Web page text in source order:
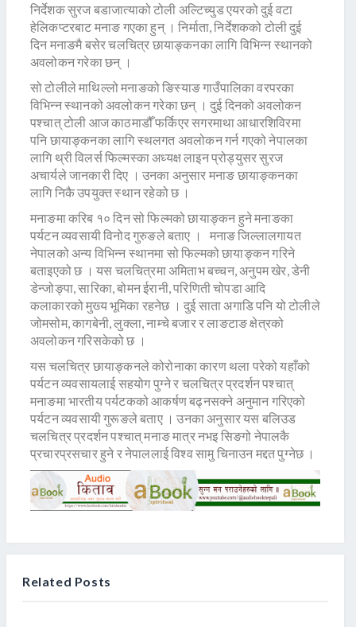
निर्देशक सुरज बडाजात्याको टोली अल्टिच्युड एयरको दुई वटा
हेलिकप्टरबाट मनाङ गएका हुन् । निर्माता, निर्देशकको टोली दुई
दिन मनाङमै बसेर चलचित्र छायाङ्कनका लागि विभिन्न स्थानको
अवलोकन गरेका छन् ।
सो टोलीले माथिल्लो मनाङको ङिस्याङ गाउँपालिका वरपरका
विभिन्न स्थानको अवलोकन गरेका छन् । दुई दिनको अवलोकन
पश्चात् टोली आज काठमाडौँ फर्किएर सगरमाथा आधारशिविरमा
पनि छायाङ्कनका लागि स्थलगत अवलोकन गर्न गएको नेपालका
लागि थ्री विलर्स फिल्मस्का अध्यक्ष लाइन प्रोड्युसर सुरज
अचार्यले जानकारी दिए । उनका अनुसार मनाङ छायाङ्कनका
लागि निकै उपयुक्त स्थान रहेको छ ।
मनाङमा करिब १० दिन सो फिल्मको छायाङ्कन हुने मनाङका
पर्यटन व्यवसायी विनोद गुरुङले बताए । मनाङ जिल्लालगायत
नेपालको अन्य विभिन्न स्थानमा सो फिल्मको छायाङ्कन गरिने
बताइएको छ । यस चलचित्रमा अमिताभ बच्चन, अनुपम खेर, डेनी
डेन्जोङ्पा, सारिका, बोमन ईरानी, परिणिती चोपडा आदि
कलाकारको मुख्य भूमिका रहनेछ । दुई साता अगाडि पनि यो टोलीले
जोमसोम, कागबेनी, लुक्ला, नाम्चे बजार र लाङटाङ क्षेत्रको
अवलोकन गरिसकेको छ ।
यस चलचित्र छायाङ्कनले कोरोनाका कारण थला परेको यहाँको
पर्यटन व्यवसायलाई सहयोग पुग्ने र चलचित्र प्रदर्शन पश्चात्
मनाङमा भारतीय पर्यटकको आकर्षण बढ्नसक्ने अनुमान गरिएको
पर्यटन व्यवसायी गुरूङले बताए । उनका अनुसार यस बलिउड
चलचित्र प्रदर्शन पश्चात् मनाङ मात्र नभइ सिङगो नेपालकै
प्रचारप्रसचार हुने र नेपाललाई विश्व सामु चिनाउन मद्दत पुग्नेछ ।
Related Posts